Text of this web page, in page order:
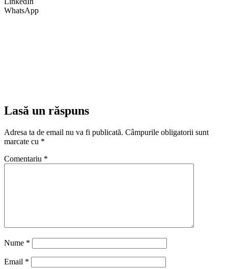
WhatsApp
Lasă un răspuns
Adresa ta de email nu va fi publicată. Câmpurile obligatorii sunt
marcate cu *
Comentariu *
Nume *
Email *